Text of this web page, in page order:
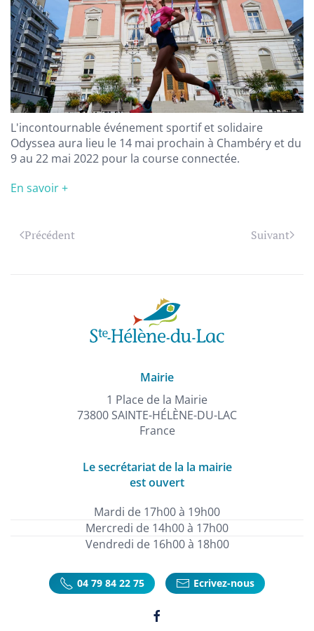
L'incontournable événement sportif et solidaire
Odyssea aura lieu le 14 mai prochain à Chambéry et du
9 au 22 mai 2022 pour la course connectée.
En savoir +
Précédent Suivant
Mairie
1 Place de la Mairie
73800 SAINTE-HÉLÈNE-DU-LAC
France
Le secrétariat de la la mairie
est ouvert
Mardi de 17h00 à 19h00
Mercredi de 14h00 à 17h00
Vendredi de 16h00 à 18h00
04 79 84 22 75 Ecrivez-nous